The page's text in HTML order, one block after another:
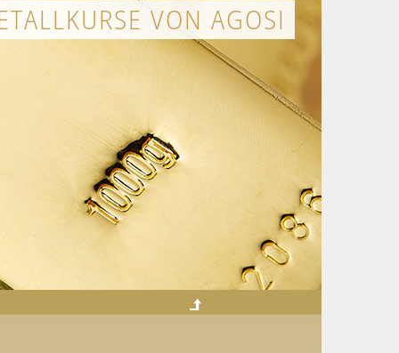
VON AGOSI